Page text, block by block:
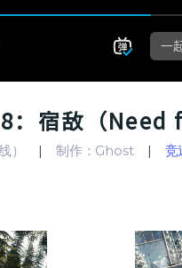
：宿敌（Need
） 制作：Ghost 竞